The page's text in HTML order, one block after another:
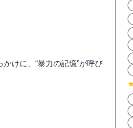
けに、“暴力の記憶”が呼び